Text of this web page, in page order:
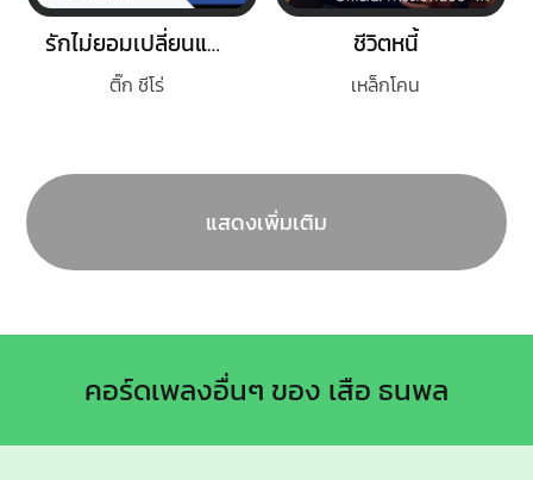
รักไม่ยอมเปลี่ยนแปลง
ติ๊ก ชีโร่
ชีวิตหนี้
เหล็กโคน
แสดงเพิ่มเติม
คอร์ดเพลงอื่นๆ ของ เสือ ธนพล